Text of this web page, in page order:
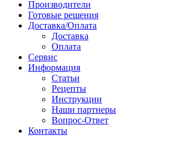
Производители
Готовые решения
Доставка/Оплата
Доставка
Оплата
Сервис
Информация
Статьи
Рецепты
Инструкции
Наши партнеры
Вопрос-Ответ
Контакты